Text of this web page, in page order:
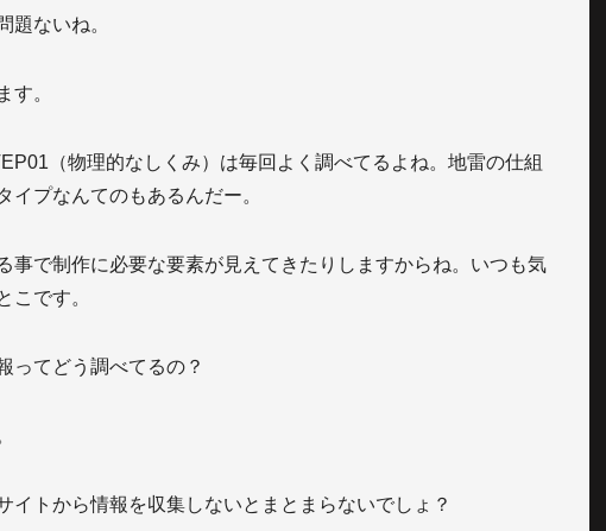
題ないね。
す。
（物理的なしくみ）は毎回よく調べてるよね。地雷の仕組
イプなんてのもあるんだー。
事で制作に必要な要素が見えてきたりしますからね。いつも気
こです。
ってどう調べてるの？
イトから情報を収集しないとまとまらないでしょ？